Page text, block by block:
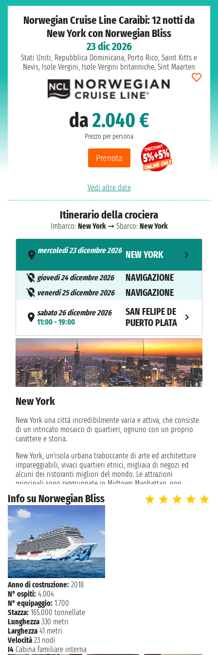
Norwegian Cruise Line Caraibi: 12 notti da
New York con Norwegian Bliss
23 dic 2026
Stati Uniti, Repubblica Dominicana, Porto Rico, Saint Kitts e
Nevis, Isole Vergini, Isole Vergini britanniche, Sint Maarten
da2.040 €
Prezzo per persona
Prenota
Vedi altre date
Itinerario della crociera
Imbarco: New York➞ Sbarco: New York
mercoledì 23 dicembre 2026 NEW YORK
giovedì 24 dicembre 2026 NAVIGAZIONE
venerdì 25 dicembre 2026 NAVIGAZIONE
sabato 26 dicembre 2026
11:00 - 19:00
SAN FELIPE DE
PUERTO PLATA
domenica 27 dicembre 2026
11:00 - 19:00
SAN JUAN
lunedì 28 dicembre 2026
09:00 - 18:00
BASSETERRE
martedì 29 dicembre 2026
07:00 - 18:00
mercoledì 30 dicembre 2026
ISLAND
giovedì 31 dicembre 2026
07:00 - 18:00
PHILIPSBURG
venerdì 1 gennaio 2027 NAVIGAZIONE
sabato 2 gennaio 2027
domenica 3 gennaio 2027
lunedì 4 gennaio 2027
07:00
New York
New York una città incredibilmente varia e attiva, che consiste
di un intricato mosaico di quartieri, ognuno con un proprio
carattere e storia.
New York, un'isola urbana traboccante di arte ed architetture
impareggiabili, vivaci quartieri etnici, migliaia di negozi ed
alcuni dei ristoranti migliori del mondo. Le attrazioni
principali sono raggruppate in Midtown Manhattan, non
lontano dal porto crociera.
Scivola giù il fiume di Hudson, scoprirete attrazioni
indimenticabili, come l'Empire State Building o la statua della
libertà. Nella città che non dorme mai le cose da fare non
hanno fine, dalle luci di Broadway e Times Square ai musei di
fama mondiale, shopping e vaste scelte culinarie.
Info su Norwegian Bliss
Anno di costruzione: 2018
N° ospiti: 4.004
N° equipaggio: 1.700
Stazza: 165.000 tonnellate
Lunghezza 330 metri
Larghezza 41 metri
Velocità 23 nodi
I4 Cabina familiare interna